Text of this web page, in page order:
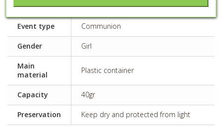
Event type Communion
Gender Girl
Main
material
Plastic container
Capacity 40gr
Preservation Keep dry and protected from light